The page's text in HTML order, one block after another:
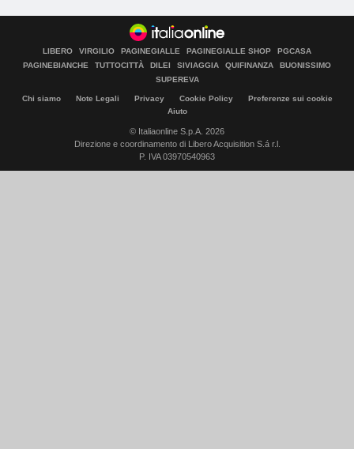
LIBERO VIRGILIO PAGINEGIALLE PAGINEGIALLE SHOP
PGCASA
PAGINEBIANCHE
TUTTOCITTÀ DILEI SIVIAGGIA QUIFINANZA
BUONISSIMO
SUPEREVA
Chi siamo Note Legali Privacy Cookie Policy
Preferenze sui cookie
Aiuto
© Italiaonline S.p.A. 2026
Direzione e coordinamento di Libero Acquisition S.á r.l.
P. IVA 03970540963